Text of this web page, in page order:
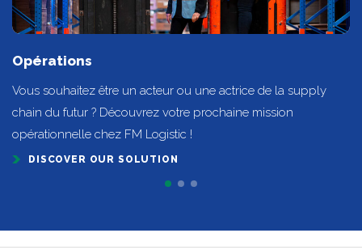
Opérations
Vous souhaitez être un acteur ou une actrice de la supply
chain du futur ? Découvrez votre prochaine mission
opérationnelle chez FM Logistic !
DISCOVER OUR SOLUTION